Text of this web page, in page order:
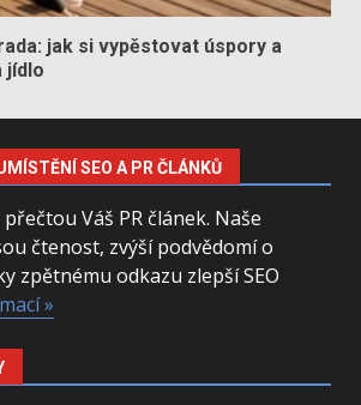
jak si vypěstovat úspory a
jídlo
SEO A PR ČLÁNKŮ
Váš PR článek. Naše
čtenost, zvýší podvědomí o
zpětnému odkazu zlepší SEO
»